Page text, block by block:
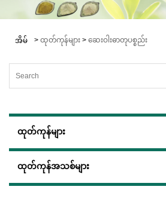
အိမ် > ထုတ်ကုန်များ > ဆေးဝါးဓာတုပစ္စည်း
ထုတ်ကုန်များ
ထုတ်ကုန်အသစ်များ